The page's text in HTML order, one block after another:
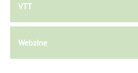
VTT
Webzine